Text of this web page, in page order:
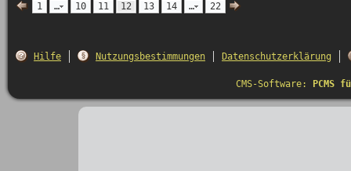
1 … 10 11 12 13 14 … 22
Hilfe Nutzungsbestimmungen Datenschutzerklärung
CMS-Software: PCMS